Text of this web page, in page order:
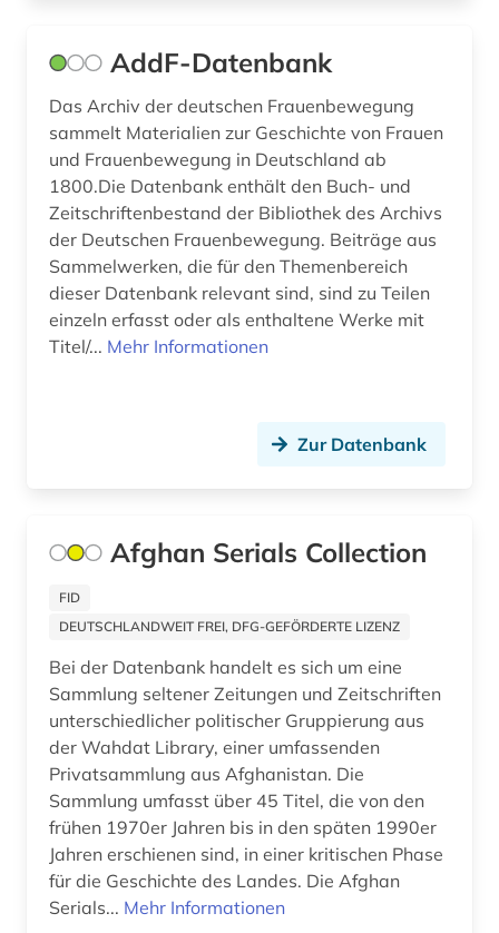
film (2)
filmgeschichte (1)
filmwissenschaft (1)
finanzpolitik (1)
finanzwirtschaft (1)
findbuch (1)
forschungsbibliothek (1)
fotografie (1)
fraktion (1)
frankreich (4)
französische revolution (1)
frau (1)
frauen (1)
AddF-Datenbank
Das Archiv der deutschen Frauenbewegung
sammelt Materialien zur Geschichte von Frauen
und Frauenbewegung in Deutschland ab
1800.Die Datenbank enthält den Buch- und
Zeitschriftenbestand der Bibliothek des Archivs
der Deutschen Frauenbewegung. Beiträge aus
Sammelwerken, die für den Themenbereich
dieser Datenbank relevant sind, sind zu Teilen
einzeln erfasst oder als enthaltene Werke mit
Titel/... Mehr Informationen
Zur Datenbank
Afghan Serials Collection
FID
DEUTSCHLANDWEIT FREI, DFG-GEFÖRDERTE LIZENZ
Bei der Datenbank handelt es sich um eine
Sammlung seltener Zeitungen und Zeitschriften
unterschiedlicher politischer Gruppierung aus
der Wahdat Library, einer umfassenden
Privatsammlung aus Afghanistan. Die
Sammlung umfasst über 45 Titel, die von den
frühen 1970er Jahren bis in den späten 1990er
Jahren erschienen sind, in einer kritischen Phase
für die Geschichte des Landes. Die Afghan
Serials... Mehr Informationen